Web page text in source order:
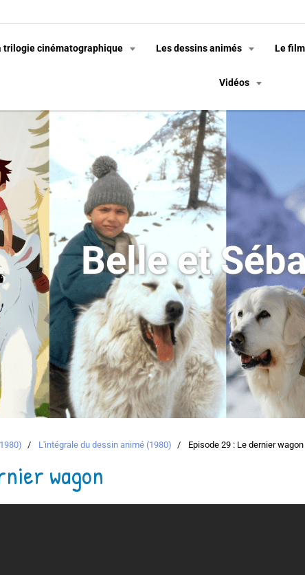
trilogie cinématographique Les dessins animés Le
Vidéos
Belle et
L'intégrale du dessin animé (1980) Episode 29 : Le dernier wagon
wagon